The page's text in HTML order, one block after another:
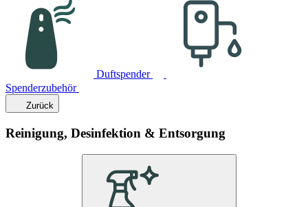
Duftspender
Spenderzubehör
Zurück
Reinigung, Desinfektion & Entsorgung